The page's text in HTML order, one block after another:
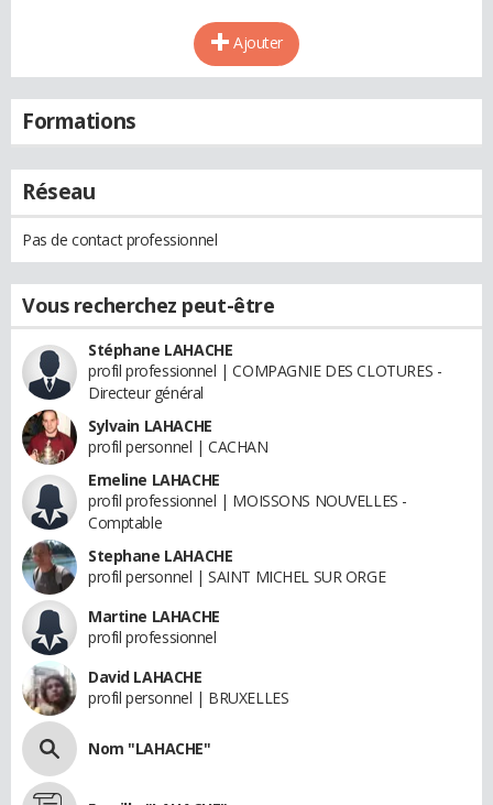
Ajouter
Formations
Réseau
Pas de contact professionnel
Vous recherchez peut-être
Stéphane LAHACHE
profil professionnel | COMPAGNIE DES CLOTURES -
Directeur général
Sylvain LAHACHE
profil personnel | CACHAN
Emeline LAHACHE
profil professionnel | MOISSONS NOUVELLES -
Comptable
Stephane LAHACHE
profil personnel | SAINT MICHEL SUR ORGE
Martine LAHACHE
profil professionnel
David LAHACHE
profil personnel | BRUXELLES
Nom "LAHACHE"